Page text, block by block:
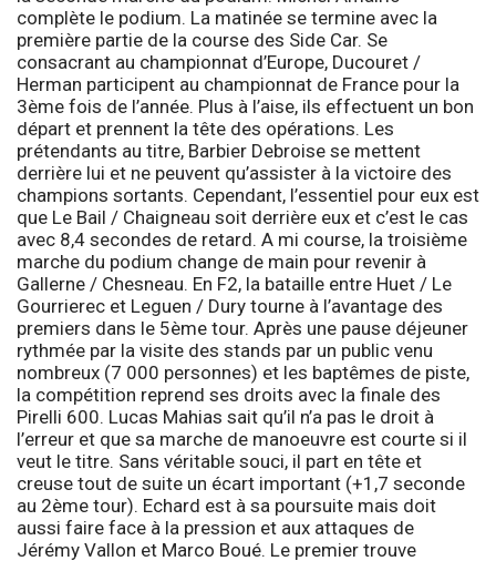
complète le podium. La matinée se termine avec la
première partie de la course des Side Car. Se
consacrant au championnat d’Europe, Ducouret /
Herman participent au championnat de France pour la
3ème fois de l’année. Plus à l’aise, ils effectuent un bon
départ et prennent la tête des opérations. Les
prétendants au titre, Barbier Debroise se mettent
derrière lui et ne peuvent qu’assister à la victoire des
champions sortants. Cependant, l’essentiel pour eux est
que Le Bail / Chaigneau soit derrière eux et c’est le cas
avec 8,4 secondes de retard. A mi course, la troisième
marche du podium change de main pour revenir à
Gallerne / Chesneau. En F2, la bataille entre Huet / Le
Gourrierec et Leguen / Dury tourne à l’avantage des
premiers dans le 5ème tour. Après une pause déjeuner
rythmée par la visite des stands par un public venu
nombreux (7 000 personnes) et les baptêmes de piste,
la compétition reprend ses droits avec la finale des
Pirelli 600. Lucas Mahias sait qu’il n’a pas le droit à
l’erreur et que sa marche de manoeuvre est courte si il
veut le titre. Sans véritable souci, il part en tête et
creuse tout de suite un écart important (+1,7 seconde
au 2ème tour). Echard est à sa poursuite mais doit
aussi faire face à la pression et aux attaques de
Jérémy Vallon et Marco Boué. Le premier trouve